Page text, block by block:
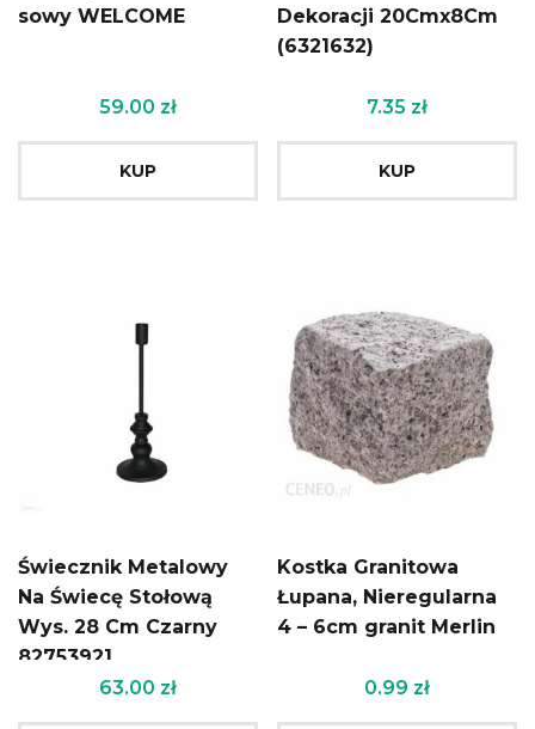
sowy WELCOME
59.00 zł
KUP
Dekoracji 20Cmx8Cm
(6321632)
7.35 zł
KUP
Świecznik Metalowy
Na Świecę Stołową
Wys. 28 Cm Czarny
82753921
63.00 zł
Kostka Granitowa
Łupana, Nieregularna
4 – 6cm granit Merlin
0.99 zł